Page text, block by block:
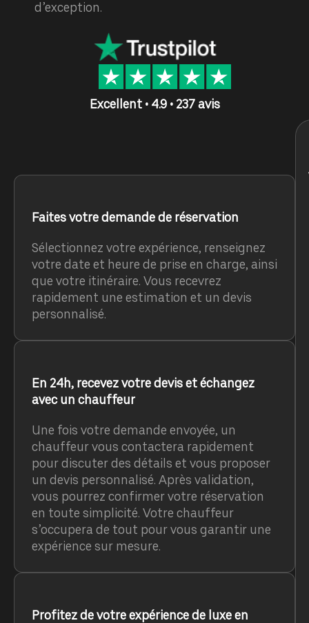
d’exception.
Excellent • 4.9 • 237 avis
Faites votre demande de réservation
Sélectionnez votre expérience, renseignez
votre date et heure de prise en charge, ainsi
que votre itinéraire. Vous recevrez
rapidement une estimation et un devis
personnalisé.
En 24h, recevez votre devis et échangez
avec un chauffeur
Une fois votre demande envoyée, un
chauffeur vous contactera rapidement
pour discuter des détails et vous proposer
un devis personnalisé. Après validation,
vous pourrez confirmer votre réservation
en toute simplicité. Votre chauffeur
s’occupera de tout pour vous garantir une
expérience sur mesure.
Profitez de votre expérience de luxe en